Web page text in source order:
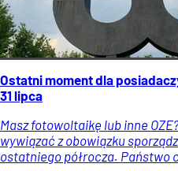
Ostatni moment dla
31 lipca
Masz fotowoltaikę lub inne
wywiązać z obowiązku
ostatniego półrocza. Państwo